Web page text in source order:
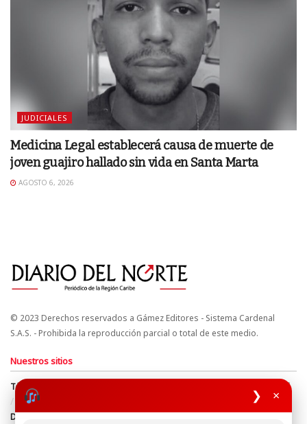
❯ ×
JUDICIALES
Medicina Legal establecerá causa de muerte de
joven guajiro hallado sin vida en Santa Marta
AGOSTO 6, 2026
© 2023 Derechos reservados a Gámez Editores - Sistema Cardenal
S.A.S. - Prohibida la reproducción parcial o total de este medio.
Nuestros sitios
Términos y Condiciones
Derechos de Autor y Propiedad Intelectual
Política de uso de cookies
Política de Tratamiento de Datos
Directrices Editoriales